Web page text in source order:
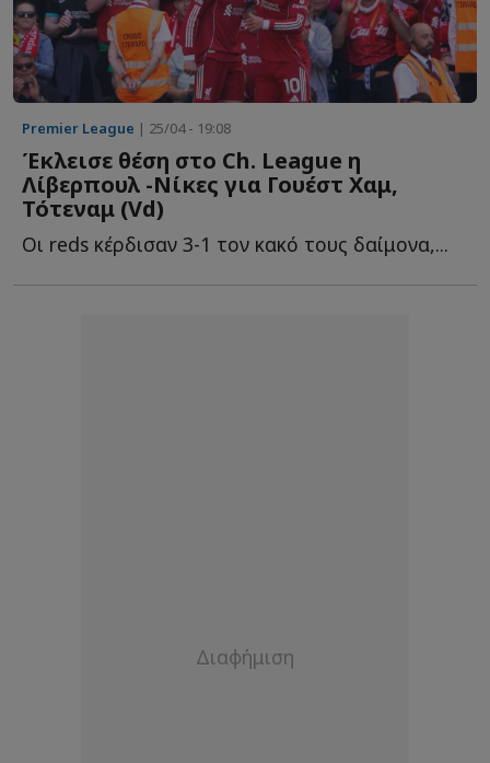
Premier League | 25/04 - 19:08
Έκλεισε θέση στο Ch. League η
Λίβερπουλ -Νίκες για Γουέστ Χαμ,
Τότεναμ (Vd)
Oι reds κέρδισαν 3-1 τον κακό τους δαίμονα,...